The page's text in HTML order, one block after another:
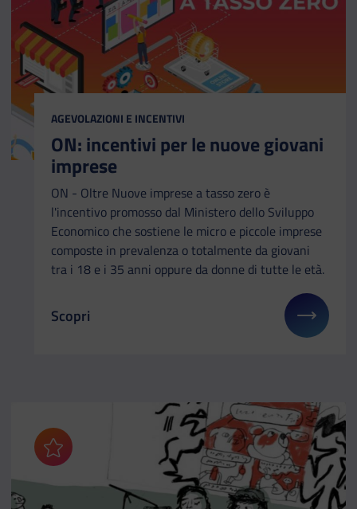
CATEGORIA:
AGEVOLAZIONI E INCENTIVI
ON: incentivi per le nuove giovani
imprese
ON - Oltre Nuove imprese a tasso zero è
l'incentivo promosso dal Ministero dello Sviluppo
Economico che sostiene le micro e piccole imprese
composte in prevalenza o totalmente da giovani
tra i 18 e i 35 anni oppure da donne di tutte le età.
Il link ti porterà ad avere maggiori dettagli su:
Scopri
Aggiungi ai preferiti